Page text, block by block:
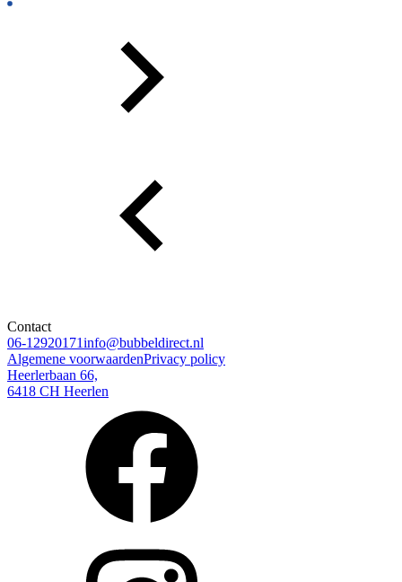
Contact
06-12920171info@bubbeldirect.nl
Algemene voorwaardenPrivacy policy
Heerlerbaan 66,
6418 CH Heerlen